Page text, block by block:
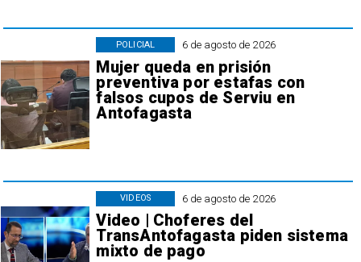
6 de agosto de 2026
Mujer queda en prisión
preventiva por estafas con
falsos cupos de Serviu en
Antofagasta
POLICIAL
6 de agosto de 2026
Video | Choferes del
TransAntofagasta piden sistema
mixto de pago
VIDEOS